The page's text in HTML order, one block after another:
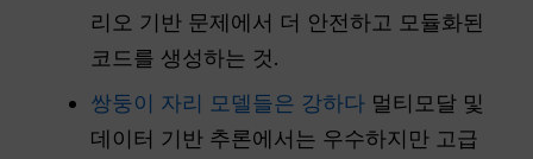
리오 기반 문제에서 더 안전하고 모듈화된
코드를 생성하는 것.
쌍둥이 자리 모델들은 강하다 멀티모달 및
데이터 기반 추론에서는 우수하지만 고급